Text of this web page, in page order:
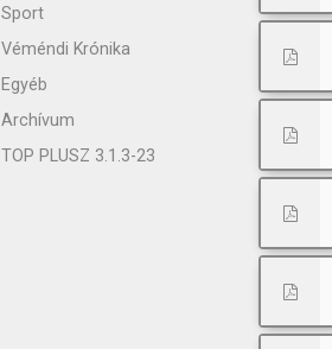
Sport
Véméndi Krónika
Egyéb
Archívum
TOP PLUSZ 3.1.3-23